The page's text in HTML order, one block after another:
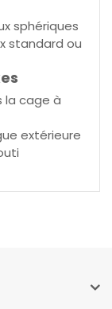
sphériques
standard ou
la cage à
extérieure